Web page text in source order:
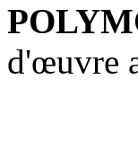
d'œuvre